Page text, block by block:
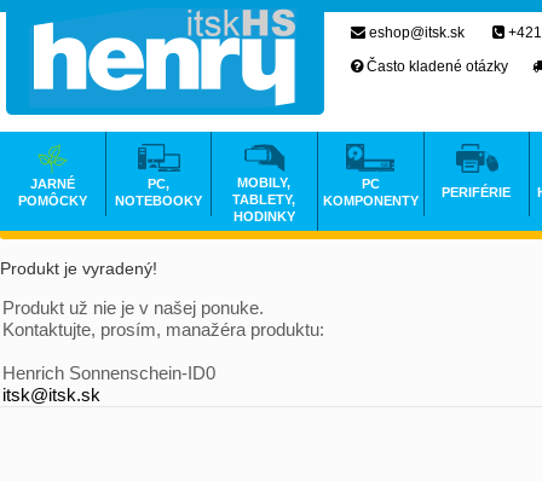
Produkt je vyradený!
Produkt už nie je v našej ponuke.
Kontaktujte, prosím, manažéra produktu:
Henrich Sonnenschein-ID0
itsk@itsk.sk
eshop@itsk.sk
Často kladené otázky
JARNÉ
POMÔCKY
PC,
NOTEBOOKY
MOBILY,
TABLETY,
HODINKY
PC
KOMPONENTY
PERIFÉRIE